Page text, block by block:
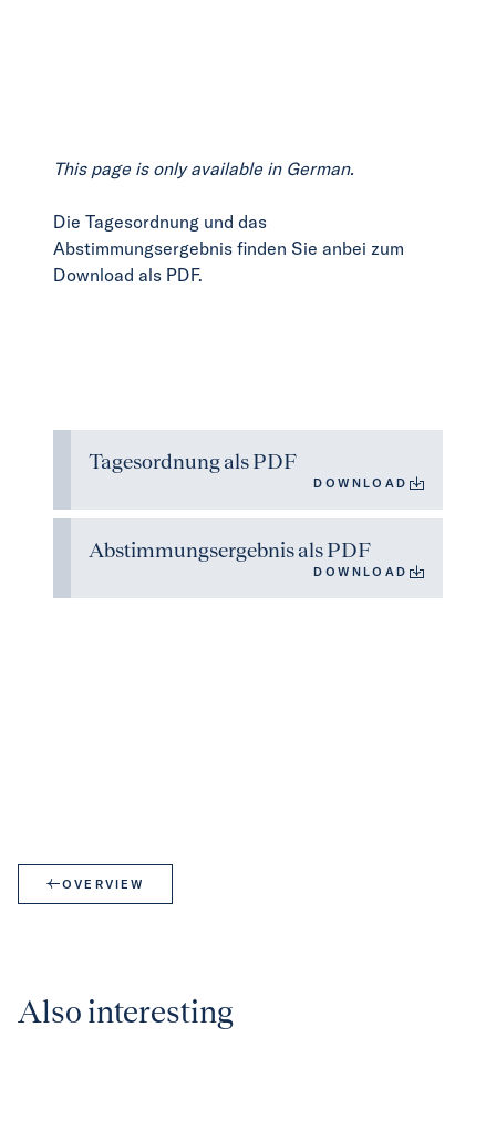
This page is only available in German.
Die Tagesordnung und das
Abstimmungsergebnis finden Sie anbei zum
Download als PDF.
Tagesordnung als PDF
DOWNLOAD
Abstimmungsergebnis als PDF
DOWNLOAD
OVERVIEW
Also interesting